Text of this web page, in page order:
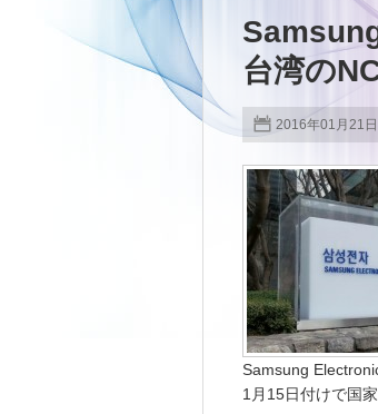
台湾の
2016年01月21日
Samsung
1月15日付けで国